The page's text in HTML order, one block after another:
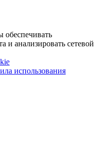
и анализировать сетевой
использования